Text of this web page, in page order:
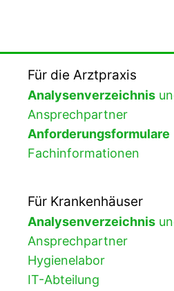
Für die Arztpraxis
Analysenverzeichnis
Ansprechpartner
Anforderungsformulare
Fachinformationen
Für Krankenhäuser
Analysenverzeichnis
Ansprechpartner
Hygienelabor
IT-Abteilung